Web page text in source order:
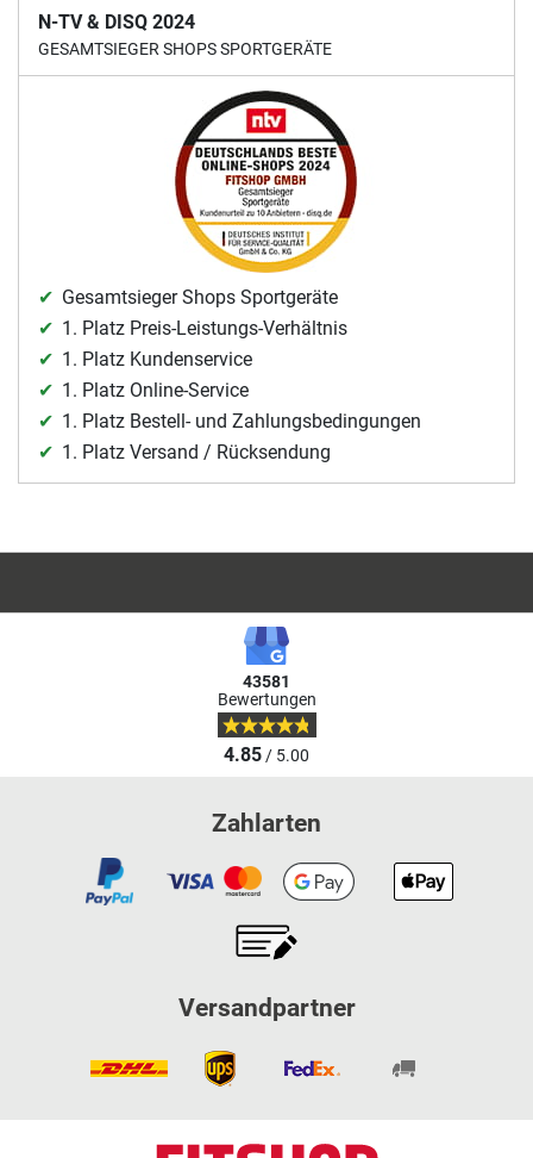
N-TV & DISQ 2024
GESAMTSIEGER SHOPS SPORTGERÄTE
Gesamtsieger Shops Sportgeräte
1. Platz Preis-Leistungs-Verhältnis
1. Platz Kundenservice
1. Platz Online-Service
1. Platz Bestell- und Zahlungsbedingungen
1. Platz Versand / Rücksendung
43581
Bewertungen
4.85/ 5.00
Zahlarten
Versandpartner